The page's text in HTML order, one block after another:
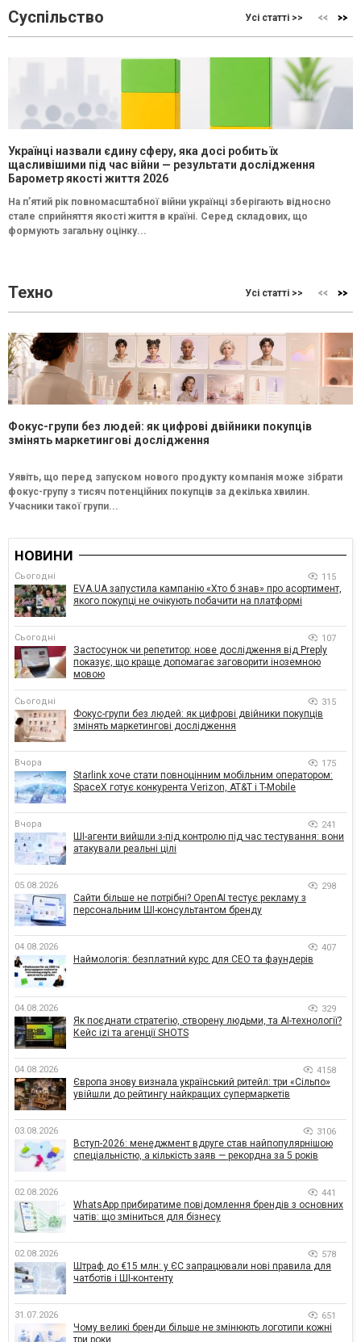
Суспільство Усі статті >>
Українці назвали єдину сферу, яка досі робить їх
щасливішими під час війни — результати дослідження
Барометр якості життя 2026
На п’ятий рік повномасштабної війни українці зберігають відносно
стале сприйняття якості життя в країні. Серед складових, що
формують загальну оцінку...
Техно Усі статті >>
Фокус-групи без людей: як цифрові двійники покупців
змінять маркетингові дослідження
Уявіть, що перед запуском нового продукту компанія може зібрати
фокус-групу з тисяч потенційних покупців за декілька хвилин.
Учасники такої групи...
НОВИНИ
Сьогодні 115
EVA.UA запустила кампанію «Хто б знав» про асортимент,
якого покупці не очікують побачити на платформі
Сьогодні 107
Застосунок чи репетитор: нове дослідження від Preply
показує, що краще допомагає заговорити іноземною
мовою
Сьогодні 315
Фокус-групи без людей: як цифрові двійники покупців
змінять маркетингові дослідження
Вчора 175
Starlink хоче стати повноцінним мобільним оператором:
SpaceX готує конкурента Verizon, AT&T і T-Mobile
Вчора 241
ШІ-агенти вийшли з-під контролю під час тестування: вони
атакували реальні цілі
05.08.2026 298
Сайти більше не потрібні? OpenAI тестує рекламу з
персональним ШІ-консультантом бренду
04.08.2026 407
Наймологія: безплатний курс для CEO та фаундерів
04.08.2026 329
Як поєднати стратегію, створену людьми, та AI-технології?
Кейс izi та агенції SHOTS
04.08.2026 4158
Європа знову визнала український ритейл: три «Сільпо»
увійшли до рейтингу найкращих супермаркетів
03.08.2026 3106
Вступ-2026: менеджмент вдруге став найпопулярнішою
спеціальністю, а кількість заяв — рекордна за 5 років
02.08.2026 441
WhatsApp прибиратиме повідомлення брендів з основних
чатів: що зміниться для бізнесу
02.08.2026 578
Штраф до €15 млн: у ЄС запрацювали нові правила для
чатботів і ШІ-контенту
31.07.2026 651
Чому великі бренди більше не змінюють логотипи кожні
три роки